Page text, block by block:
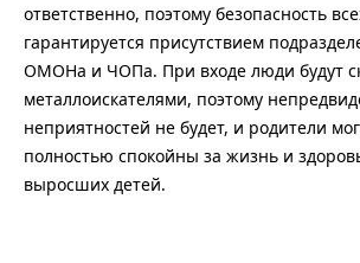
ответственно, поэтому безопасность
гарантируется присутствием
ОМОНа и ЧОПа. При входе люди будут
металлоискателями, поэтому
неприятностей не будет, и родители
полностью спокойны за жизнь и
выросших детей.